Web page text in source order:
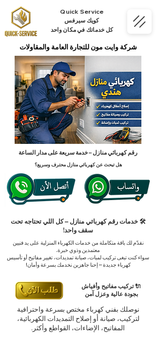
Quick Service
كويك سيرفس
كل خدماتك في مكان واحد
شركة وايت مون للتجارة العامة والمقاولات
رقم كهربائي منازل – خدمة سريعة على مدار الساعة
هل تبحث عن كهربائي منازل محترف وسريع؟
🛠️ خدمات رقم كهربائي منازل – كل اللي تحتاجه تحت
سقف واحد!
نقدّم لك باقة متكاملة من خدمات الكهرباء المنزلية على يد فنيين
معتمدين وذوي خبرة.
سواء كنت تبغى تركيب لمبات، صيانة تمديدات، تغيير مفاتيح أو تأسيس
كهرباء جديدة – إحنا جاهزين نخدمك بسرعة وأمان!
🔌 تركيب مفاتيح وأفياش
بجودة عالية وعزل آمن
نوصلك بفني كهرباء مختص بسرعة واحترافية
لتركيب، صيانة أو إصلاح التمديدات الكهربائية،
المفاتيح، الإضاءات، القواطع وأكثر.